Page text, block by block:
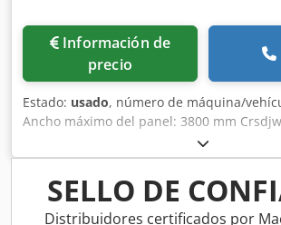
Información de
precio
Estado: usado, número de máquina/
Ancho máximo del panel: 3800 mm
Longitud máx. del panel: 3800 mm
SELLO DE
Distribuidores certificados por